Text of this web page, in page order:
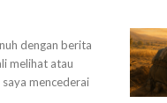
dengan berita
melihat atau
mencederai